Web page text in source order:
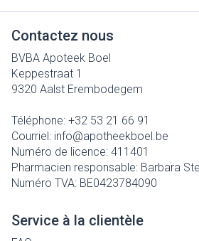
Contactez nous
BVBA Apoteek Boel
Keppestraat 1
9320 Aalst Erembodegem
Téléphone: +32 53 21 66 91
Courriel: info@apotheekboel.be
Numéro de licence: 411401
Pharmacien responsable: Barbara
Numéro TVA: BE0423784090
Service à la clientèle